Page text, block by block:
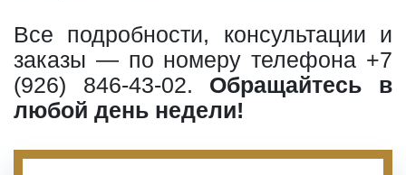
Все подробности, консультации и
заказы — по номеру телефона +7
(926) 846-43-02. Обращайтесь в
любой день недели!